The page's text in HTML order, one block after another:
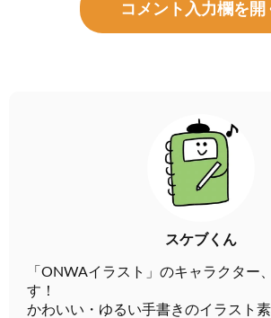
コメント入力欄を開
スケブくん
「ONWAイラスト」のキャラクター
す！
かわいい・ゆるい手書きのイラスト